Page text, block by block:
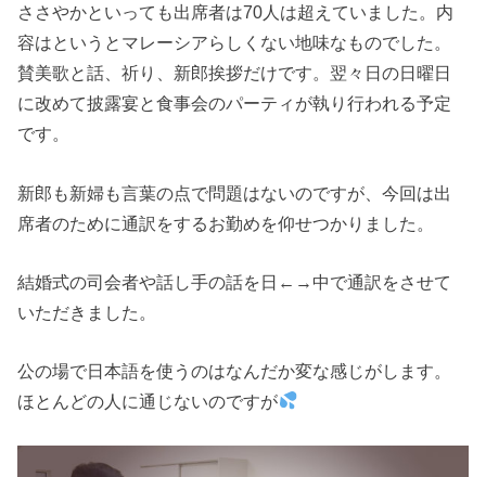
ささやかといっても出席者は70人は超えていました。内
容はというとマレーシアらしくない地味なものでした。
賛美歌と話、祈り、新郎挨拶だけです。翌々日の日曜日
に改めて披露宴と食事会のパーティが執り行われる予定
です。
新郎も新婦も言葉の点で問題はないのですが、今回は出
席者のために通訳をするお勤めを仰せつかりました。
結婚式の司会者や話し手の話を日←→中で通訳をさせて
いただきました。
公の場で日本語を使うのはなんだか変な感じがします。
ほとんどの人に通じないのですが